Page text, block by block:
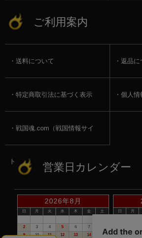
ご利用案内
送料について 返品に
特定商取引法に基づく表示 個人情
戦国魂.com（戦国情報サイ
ト） 営業日カレンダー
2026年8月
日 月 火 水 木 金
土
2
3 4 5 6 7
9
10 11 12 13 14 15
日 月
13
14